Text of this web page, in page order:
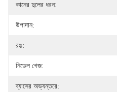
কানের দুলের ধরন:
উপাদান:
রঙ:
নিডেল গেজ:
ব্যাসের অভ্যন্তরে: